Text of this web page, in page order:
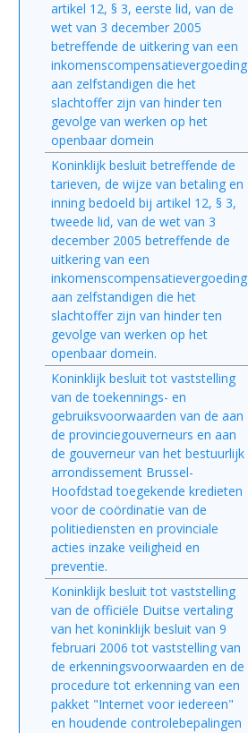
artikel 12, § 3, eerste lid, van de
wet van 3 december 2005
betreffende de uitkering van een
inkomenscompensatievergoeding
aan zelfstandigen die het
slachtoffer zijn van hinder ten
gevolge van werken op het
openbaar domein
Koninklijk besluit betreffende de
tarieven, de wijze van betaling en
inning bedoeld bij artikel 12, § 3,
tweede lid, van de wet van 3
december 2005 betreffende de
uitkering van een
inkomenscompensatievergoeding
aan zelfstandigen die het
slachtoffer zijn van hinder ten
gevolge van werken op het
openbaar domein.
Koninklijk besluit tot vaststelling
van de toekennings- en
gebruiksvoorwaarden van de aan
de provinciegouverneurs en aan
de gouverneur van het bestuurlijk
arrondissement Brussel-
Hoofdstad toegekende kredieten
voor de coördinatie van de
politiediensten en provinciale
acties inzake veiligheid en
preventie.
Koninklijk besluit tot vaststelling
van de officiële Duitse vertaling
van het koninklijk besluit van 9
februari 2006 tot vaststelling van
de erkenningsvoorwaarden en de
procedure tot erkenning van een
pakket "Internet voor iedereen"
en houdende controlebepalingen